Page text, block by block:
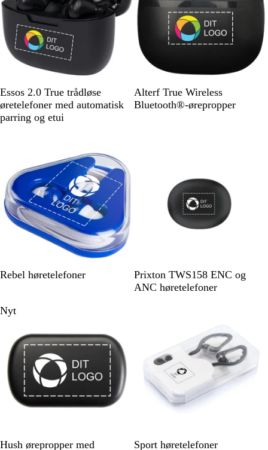
S
o
r
H
v
i
Essos 2.0 True trådløse
øretelefoner med automatisk
parring og etui
S
o
H
v
Alterf True Wireless
Bluetooth®-ørepropper
K
g
H
d
S
t
R
Rebel høretelefoner
S
o
H
v
Prixton TWS158 ENC og
ANC høretelefoner
Nyt
S
Hush ørepropper med
S
Sport høretelefoner